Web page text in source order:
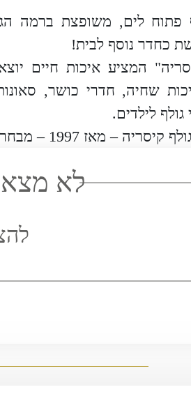
פתוח לים, משופצת ברמה
כחדר נוסף לבית!
המציע איכות חיים
שמירה 24/7, בריכות שחיה, חדרי
לילדים.
– מבחר הנכסים הגדול ביותר!
לא